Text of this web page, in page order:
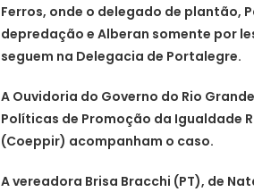
Ferros, onde o delegado de plantão,
depredação e Alberan somente por
seguem na Delegacia de Portalegre.
A Ouvidoria do Governo do Rio
Políticas de Promoção da Igualdade
(Coeppir) acompanham o caso.
A vereadora Brisa Bracchi (PT), de